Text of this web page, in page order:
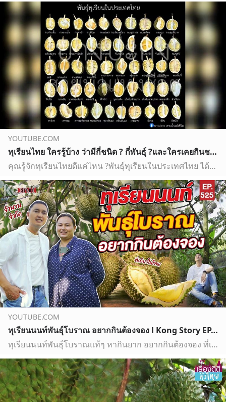
YOUTUBE.COM
ทุเรียนไทย ใครรู้บ้าง ว่ามีกี่ชนิด ? กี่พันธุ์ ?และใครเคยกินชนิดไหนพันธุ์อะไรบ้าง?
คุณรู้จักทุเรียนไทยดีแค่ไหน ?พันธุ์ทุเรียนในประเทศไทย ได้รวบรวมชนิดพันธุ์ทุเรียน รวม 55 ชนิด ได้แก่1. กบก้านสั้น2. กบชายน้ำ3. กบตาขำ4. กบพิกุล5. กบแม่เฒ่า6.…
YOUTUBE.COM
ทุเรียนนนท์พันธุ์โบราณ อยากกินต้องจอง l Kong Story EP.525
ทุเรียนนนท์พันธุ์โบราณแท้ๆ หากินยาก อยากกินต้องจอง ที่เดียวในไทย แฟนพันธุ์แท้ทุเรียนตัวจริงห้ามพลาด ของขวัญช่วงฤดูร้อน อะไรจะฟินได้มากกว่าทุเรียน Kong Stor…